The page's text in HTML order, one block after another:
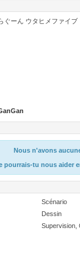
ぐーん ウタヒメファイブ
Nous n'avons
pourrais-tu nous aider
Scénario
Dessin
Supervision,